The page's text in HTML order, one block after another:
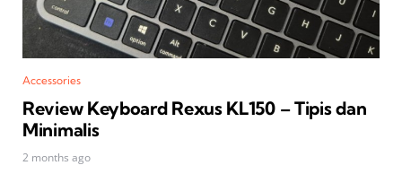
Accessories
Review Keyboard Rexus KL150 – Tipis dan
Minimalis
2 months ago